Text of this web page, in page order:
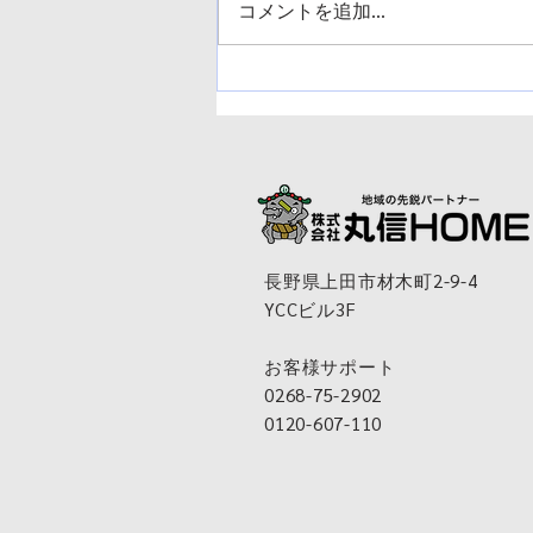
コメントを追加…
長野県上田市材木町2-9-4
YCCビル3F
お客様サポート
0268-75-2902
0120-607-110